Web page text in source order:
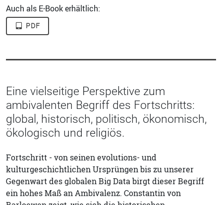
Auch als E-Book erhältlich:
PDF
Eine vielseitige Perspektive zum
ambivalenten Begriff des Fortschritts:
global, historisch, politisch, ökonomisch,
ökologisch und religiös.
Fortschritt - von seinen evolutions- und
kulturgeschichtlichen Ursprüngen bis zu unserer
Gegenwart des globalen Big Data birgt dieser Begriff
ein hohes Maß an Ambivalenz. Constantin von